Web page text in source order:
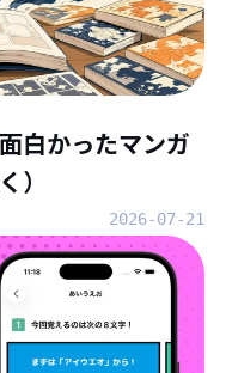
白かったマンガ
）
2026-07-21